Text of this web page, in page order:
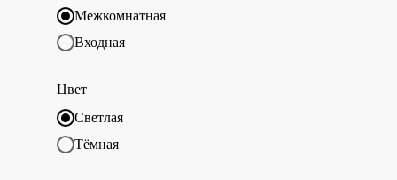
Межкомнатная
Входная
Цвет
Светлая
Тёмная